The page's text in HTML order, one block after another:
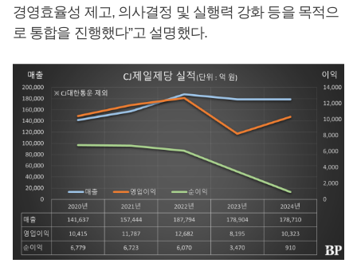
경영효율성 제고, 의사결정 및 실행력 강화 등을 목적으
로 통합을 진행했다”고 설명했다.